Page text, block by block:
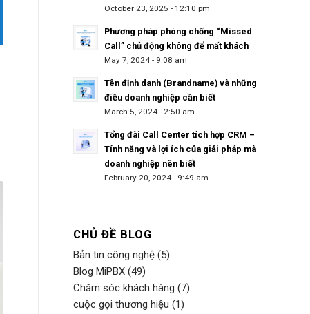
October 23, 2025 - 12:10 pm
Phương pháp phòng chống “Missed
Call” chủ động không để mất khách
May 7, 2024 - 9:08 am
Tên định danh (Brandname) và những
điều doanh nghiệp cần biết
March 5, 2024 - 2:50 am
Tổng đài Call Center tích hợp CRM –
Tính năng và lợi ích của giải pháp mà
doanh nghiệp nên biết
February 20, 2024 - 9:49 am
CHỦ ĐỀ BLOG
Bản tin công nghệ (5)
Blog MiPBX (49)
Chăm sóc khách hàng (7)
cuộc gọi thương hiệu (1)